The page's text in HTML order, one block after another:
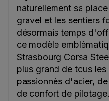
naturellement sa
gravel et les sentiers
désormais temps
ce modèle
Strasbourg Corsa
plus grand de tous
passionnés d'acier,
de confort de pilotage.